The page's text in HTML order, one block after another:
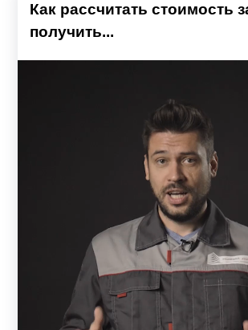
Как рассчитать стоимость
получить...